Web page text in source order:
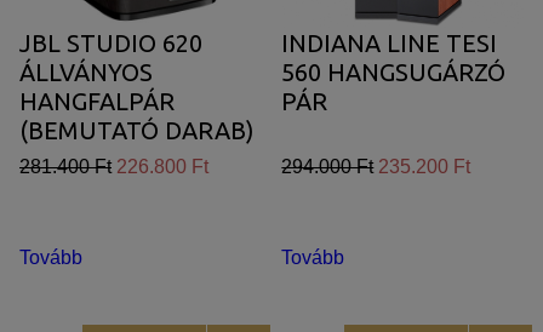
JBL STUDIO 620
ÁLLVÁNYOS
HANGFALPÁR
(BEMUTATÓ DARAB)
281.400 Ft 226.800 Ft
Tovább
INDIANA LINE TESI
560 HANGSUGÁRZÓ
PÁR
294.000 Ft 235.200 Ft
Tovább